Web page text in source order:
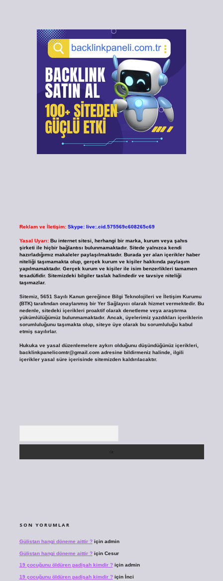
Reklam ve İletişim: Skype: live:.cid.575569c608265c69
Yasal Uyarı: Bu internet sitesi, herhangi bir marka, kurum veya şahıs
şirketi ile hiçbir bağlantısı bulunmamaktadır. Sitede yalnızca kendi
hazırladığımız makaleler paylaşılmaktadır. Burada yer alan içerikler haber
niteliği taşımamakta olup, gerçek kurum ve kişiler hakkında paylaşım
yapılmamaktadır. Gerçek kurum ve kişiler ile isim benzerlikleri tamamen
tesadüfidir. Sitemizdeki bilgiler taslak halindedir ve tavsiye niteliği
taşımazlar.
Sitemiz, 5651 Sayılı Kanun gereğince Bilgi Teknolojileri ve İletişim Kurumu
(BTK) tarafından onaylanmış bir Yer Sağlayıcı olarak hizmet vermektedir. Bu
nedenle, sitedeki içerikleri proaktif olarak denetleme veya araştırma
yükümlülüğümüz bulunmamaktadır. Ancak, üyelerimiz yazdıkları içeriklerin
sorumluluğunu taşımakta olup, siteye üye olarak bu sorumluluğu kabul
etmiş sayılırlar.
Hukuka ve yasal düzenlemelere aykırı olduğunu düşündüğünüz içerikleri,
backlinkpanelicomtr@gmail.comadresine bildirmeniz halinde, ilgili
içerikler yasal süre içerisinde sitemizden kaldırılacaktır.
SON YORUMLAR
Gülistan hangi döneme aittir ?için admin
Gülistan hangi döneme aittir ?için Cesur
19 çocuğunu öldüren padişah kimdir ?için admin
19 çocuğunu öldüren padişah kimdir ?için İnci